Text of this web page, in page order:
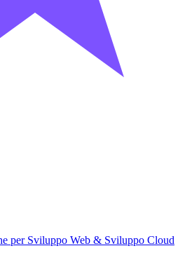
per Sviluppo Web & Sviluppo Cloud